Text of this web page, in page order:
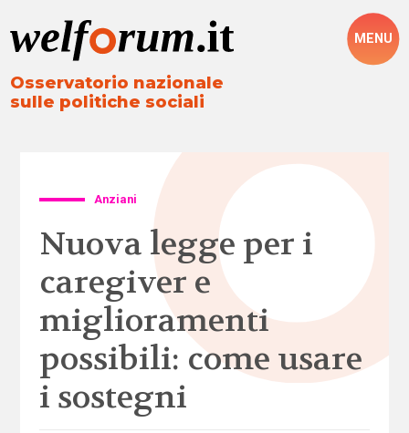
Osservatorio nazionale
sulle politiche sociali
MENU
Anziani
Nuova legge per i
caregiver e
miglioramenti
possibili: come usare
i sostegni